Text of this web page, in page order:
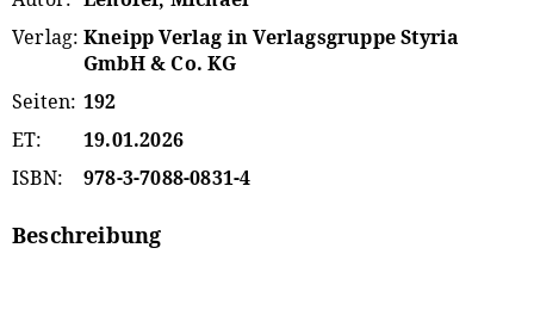
Verlag Kneipp Verlag in Verlagsgruppe Styria
GmbH & Co. KG
Seiten 192
ET
19.01.2026
ISBN
978-3-7088-0831-4
Beschreibung